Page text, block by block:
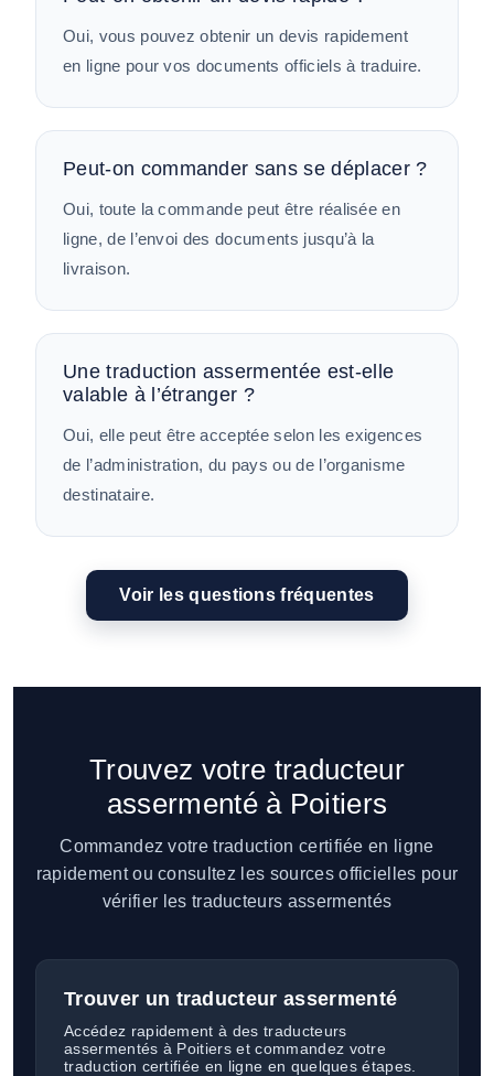
Oui, vous pouvez obtenir un devis rapidement
en ligne pour vos documents officiels à traduire.
Peut-on commander sans se déplacer ?
Oui, toute la commande peut être réalisée en
ligne, de l’envoi des documents jusqu’à la
livraison.
Une traduction assermentée est-elle
valable à l’étranger ?
Oui, elle peut être acceptée selon les exigences
de l’administration, du pays ou de l’organisme
destinataire.
Voir les questions fréquentes
Trouvez votre traducteur
assermenté à Poitiers
Commandez votre traduction certifiée en ligne
rapidement ou consultez les sources officielles pour
vérifier les traducteurs assermentés
Trouver un traducteur assermenté
Accédez rapidement à des traducteurs
assermentés à Poitiers et commandez votre
traduction certifiée en ligne en quelques étapes.